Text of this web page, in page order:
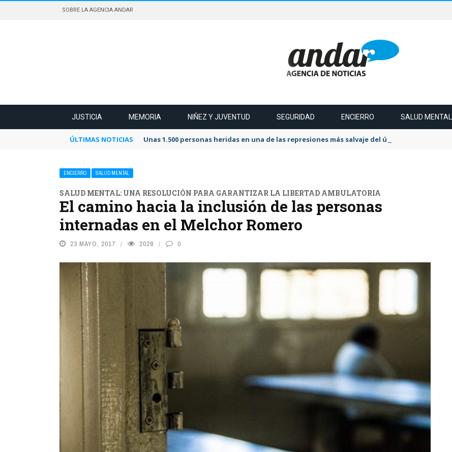
SOBRE LA AGENCIA ANDAR
JUSTICIA MEMORIA NIÑEZ Y JUVENTUD SEGURIDAD ENCIERRO SALUD MENTAL
ÚLTIMAS NOTICIAS Unas 1.500 personas heridas en una de las represiones más salvaje del último tiempo
ENCIERRO SALUD MENTAL
SALUD MENTAL: UNA RESOLUCIÓN PARA GARANTIZAR LA LIBERTAD AMBULATORIA
El camino hacia la inclusión de las personas
internadas en el Melchor Romero
23 MAYO, 2017 2028 0